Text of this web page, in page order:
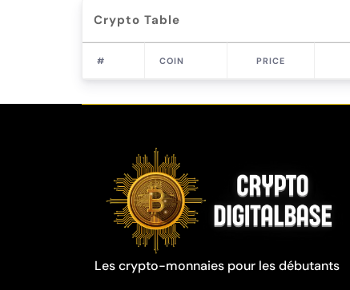
Crypto Table
# COIN PRICE
Les crypto-monnaies pour les débutants